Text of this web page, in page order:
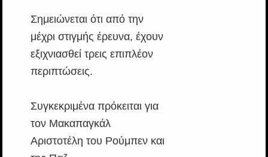
Σημειώνεται ότι από την
μέχρι στιγμής έρευνα, έχουν
εξιχνιασθεί τρεις επιπλέον
περιπτώσεις.
Συγκεκριμένα πρόκειται για
τον Μακαπαγκάλ
Αριστοτέλη του Ρούμπεν και